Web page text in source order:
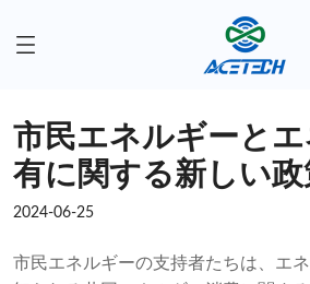
市民エネルギーと
有に関する新しい政
2024-06-25
市民エネルギーの支持者たちは、エ